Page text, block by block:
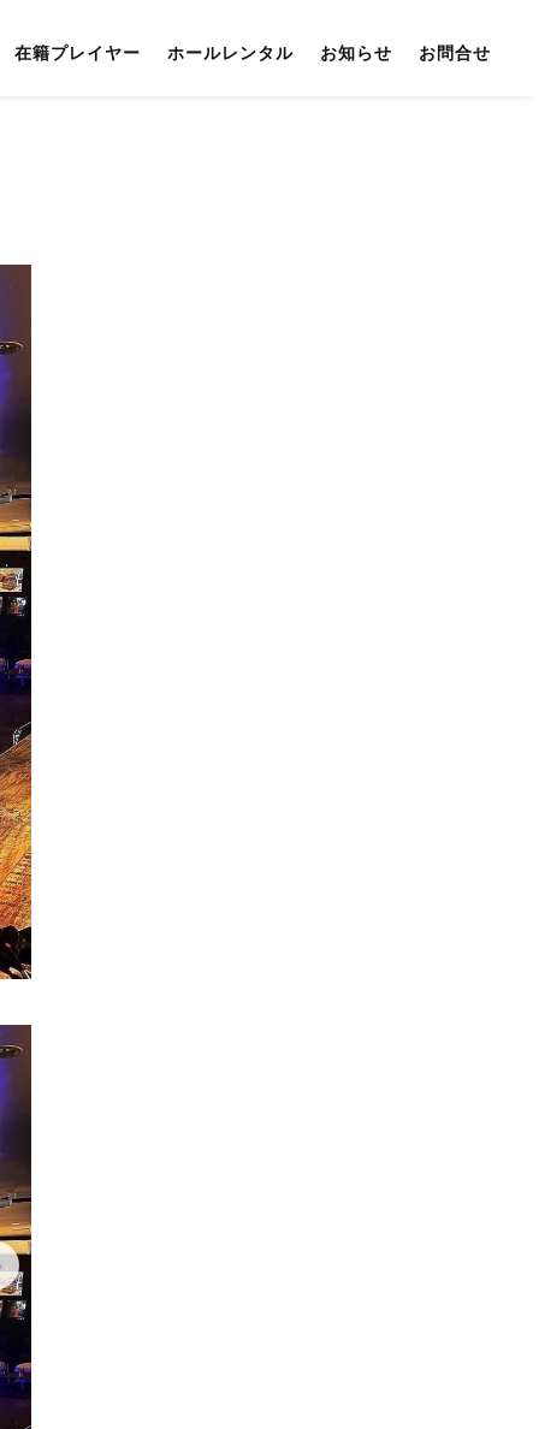
在籍プレイヤー ホールレンタル お知らせ お問合せ